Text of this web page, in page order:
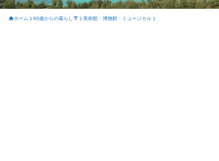
ホーム 60歳からの暮らし👘 美術館・博物館・ミュージカル